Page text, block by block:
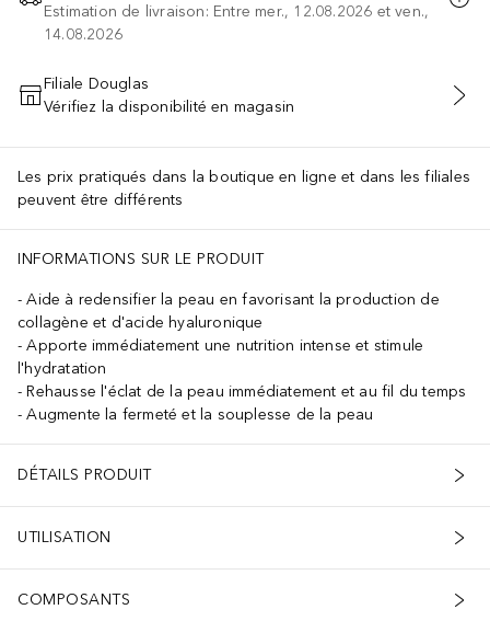
Estimation de livraison: Entre mer., 12.08.2026 et ven.,
14.08.2026
AJOUTER AU PANIER
Filiale Douglas
Vérifiez la disponibilité en magasin
Les prix pratiqués dans la boutique en ligne et dans les filiales
peuvent être différents
INFORMATIONS SUR LE PRODUIT
Aide à redensifier la peau en favorisant la production de
collagène et d'acide hyaluronique
Apporte immédiatement une nutrition intense et stimule
l'hydratation
Rehausse l'éclat de la peau immédiatement et au fil du temps
Augmente la fermeté et la souplesse de la peau
DÉTAILS PRODUIT
UTILISATION
COMPOSANTS